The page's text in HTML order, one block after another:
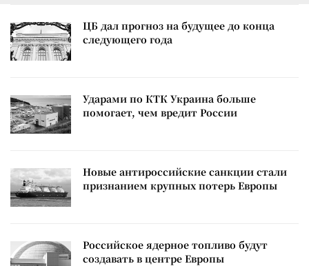
ЦБ дал прогноз на будущее до конца
следующего года
Ударами по КТК Украина больше
помогает, чем вредит России
Новые антироссийские санкции стали
признанием крупных потерь Европы
Российское ядерное топливо будут
создавать в центре Европы